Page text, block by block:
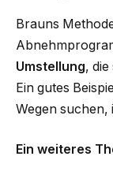
Brauns
Umstellung,
Ein gutes
Wegen
Ein weiteres